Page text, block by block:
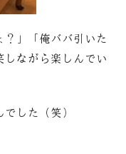
？」「俺ババ引いた
しながら楽しんでい
した（笑）